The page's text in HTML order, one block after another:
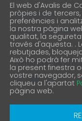
93 298 02 60
Forma part de la
El web d'Avalis de
pròpies i de
preferències i
la nostra pàgina
qualitat, la
través d'aquesta. .
rebutjades,
Això ho podrà fer
la present finestra
vostre navegador,
cliqueu a l'apartat
pàgina web.